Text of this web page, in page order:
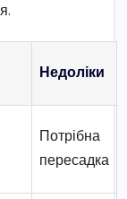
Недоліки
Потрібна
пересадка